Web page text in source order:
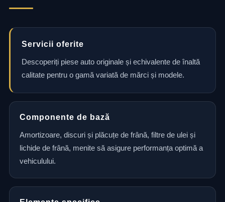
Servicii oferite
Descoperiți piese auto originale și echivalente de înaltă
calitate pentru o gamă variată de mărci și modele.
Componente de bază
Amortizoare, discuri și plăcuțe de frână, filtre de ulei și
lichide de frână, menite să asigure performanța optimă a
vehiculului.